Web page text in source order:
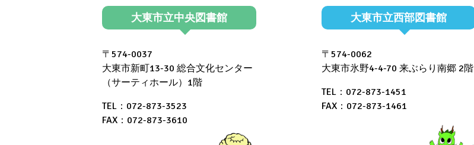
大東市立中央図書館
〒574-0037
大東市新町13-30 総合文化センター
（サーティホール）1階
TEL：072-873-3523
FAX：072-873-3610
大東市立西部図書館
〒574-0062
大東市氷野4-4-70 来ぶらり南郷 2階
TEL：072-873-1451
FAX：072-873-1461